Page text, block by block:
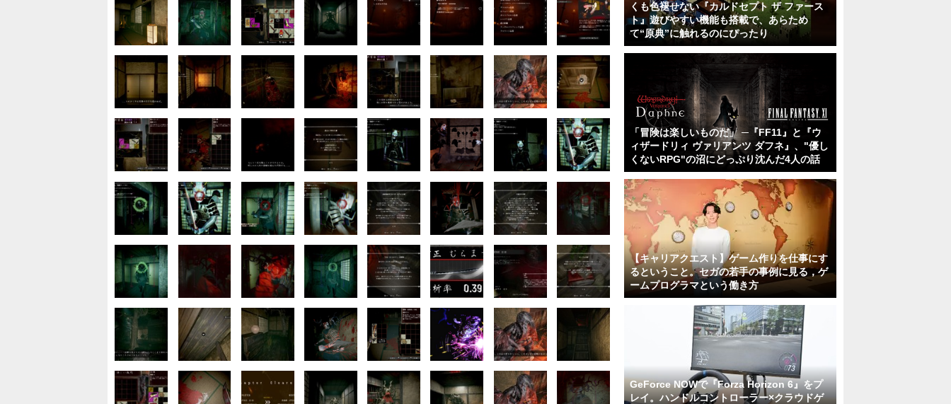
くも色褪せない『カルドセプト ザ ファース
ト』遊びやすい機能も搭載で、あらため
て“原典”に触れるのにぴったり
「冒険は楽しいものだ」 ─『FF11』と『ウ
ィザードリィ ヴァリアンツ ダフネ』、"優し
くないRPG"の沼にどっぷり沈んだ4人の話
【キャリアクエスト】ゲーム作りを仕事にす
るということ。セガの若手の事例に見る，ゲ
ームプログラマという働き方
GeForce NOWで『Forza Horizon 6』をプ
レイ。ハンドルコントローラー×クラウドゲ